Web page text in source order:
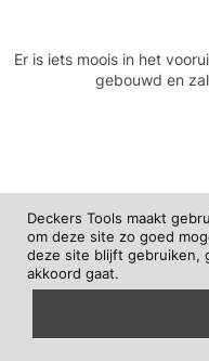
Er is iets moois in het
gebouwd en
Deckers Tools maakt
om deze site zo goed
deze site blijft gebruiken,
akkoord gaat.